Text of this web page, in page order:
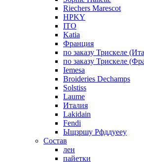
Riechers Marescot
HPKY
ITO
Katia
Франция
по заказу Трискеле
по заказу Трискеле
Iemesa
Broideries Dechamps
Solstiss
Laume
Италия
Lakidain
Fendi
Ыщзршу Рфддуееу
Состав
лен
пайетки